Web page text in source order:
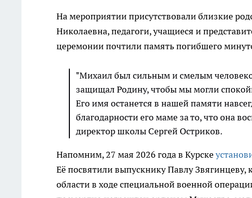
На мероприятии присутствовали близкие
Николаевна, педагоги, учащиеся и
церемонии почтили память погибшего
"Михаил был сильным и смелым
защищал Родину, чтобы мы могли
Его имя останется в нашей памяти
благодарности его маме за то, что она
директор школы Сергей Остриков.
Напомним, 27 мая 2026 года в Курске
Её посвятили выпускнику Павлу
области в ходе специальной военной